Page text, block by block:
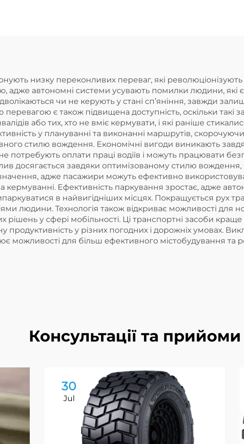
низку переконливих переваг, які
адже автономні системи усувають помилки людини, які
чи не керують у стані сп’яніння, завжди
перевагою є також підвищена доступність, оскільки
або тих, хто не вміє кермувати, і які раніше
у плануванні та виконанні маршрутів,
стилю вождення. Економічні вигоди виникають
потребують оплати праці водіїв і можуть працювати
досягається завдяки оптимізованому стилю
адже пасажири можуть ефективно
кермуванні. Ефективність паркування зростає, адже
в найвигідніших місцях. Покращується рух
людини. Технологія також відкриває можливості для
рішень у сфері мобільності. Ці транспортні засоби
продуктивність у різних погодних і дорожніх умовах.
можливості для більш ефективного містобудування та
Консультації та прийоми
30
Jul